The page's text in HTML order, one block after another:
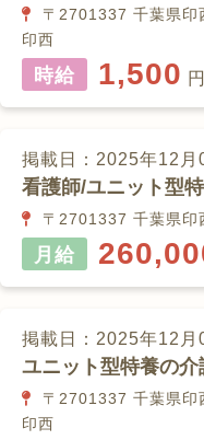
〒2701337 千葉県印
印西
時給 1,500
掲載日：2025年12月
看護師/ユニット型
〒2701337 千葉県印
月給
掲載日：2025年12月
ユニット型特養の介
〒2701337 千葉県印
印西